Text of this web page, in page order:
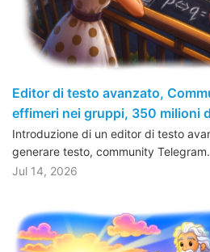
Editor di testo avanzato,
effimeri nei gruppi, 350 milioni
Introduzione di un editor di testo
generare testo, community
Jul 14, 2026